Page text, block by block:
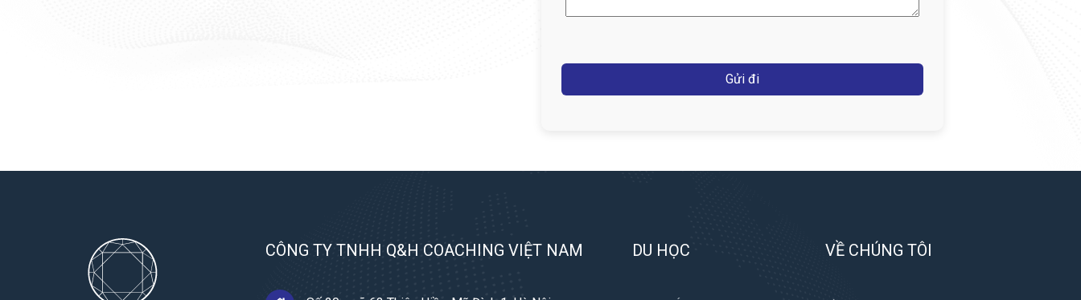
CÔNG TY TNHH Q&H COACHING VIỆT NAM DU HỌC VỀ CHÚNG TÔI